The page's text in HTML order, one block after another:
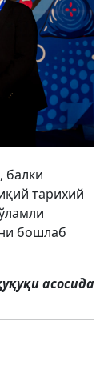
балки
тарихий
бошлаб
асосида